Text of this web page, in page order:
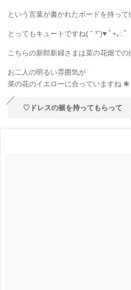
という言葉が書かれたボードを持っ
とってもキュートですね( ˘ ³˘)♥ ﾟ+｡:.ﾟ
こちらの新郎新婦さまは菜の花畑での
お二人の明るい雰囲気が
菜の花のイエローに合っていますね
♡ドレスの裾を持ってもらって